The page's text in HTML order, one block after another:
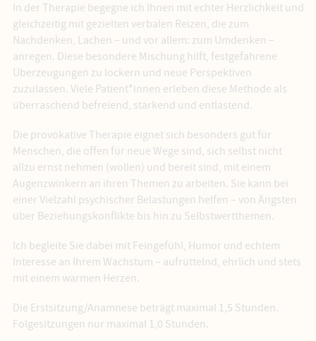
In der Therapie begegne ich Ihnen mit echter Herzlichkeit und
gleichzeitig mit gezielten verbalen Reizen, die zum
Nachdenken, Lachen – und vor allem: zum Umdenken –
anregen. Diese besondere Mischung hilft, festgefahrene
Überzeugungen zu lockern und neue Perspektiven
zuzulassen. Viele Patient*innen erleben diese Methode als
überraschend befreiend, stärkend und entlastend.
Die provokative Therapie eignet sich besonders gut für
Menschen, die offen für neue Wege sind, sich selbst nicht
allzu ernst nehmen (wollen) und bereit sind, mit einem
Augenzwinkern an ihren Themen zu arbeiten. Sie kann bei
einer Vielzahl psychischer Belastungen helfen – von Ängsten
über Beziehungskonflikte bis hin zu Selbstwertthemen.
Ich begleite Sie dabei mit Feingefühl, Humor und echtem
Interesse an Ihrem Wachstum – aufrüttelnd, ehrlich und stets
mit einem warmen Herzen.
Die Erstsitzung/Anamnese beträgt maximal 1,5 Stunden.
Folgesitzungen nur maximal 1,0 Stunden.